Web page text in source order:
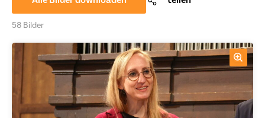
58 Bilder